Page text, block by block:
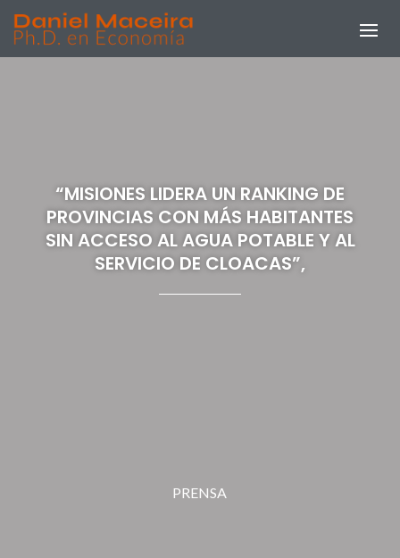
“MISIONES LIDERA UN RANKING DE
PROVINCIAS CON MÁS HABITANTES
SIN ACCESO AL AGUA POTABLE Y AL
SERVICIO DE CLOACAS”,
PRENSA